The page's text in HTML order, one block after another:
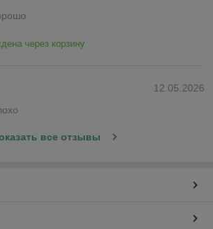
через корзину
12.05.2026
все отзывы